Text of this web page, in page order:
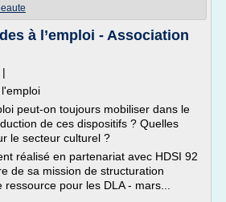
à l’emploi - Association
|
peut-on toujours mobiliser dans le
de ces dispositifs ? Quelles
le secteur culturel ?
réalisé en partenariat avec HDSI 92
de sa mission de structuration
pour les DLA - mars...